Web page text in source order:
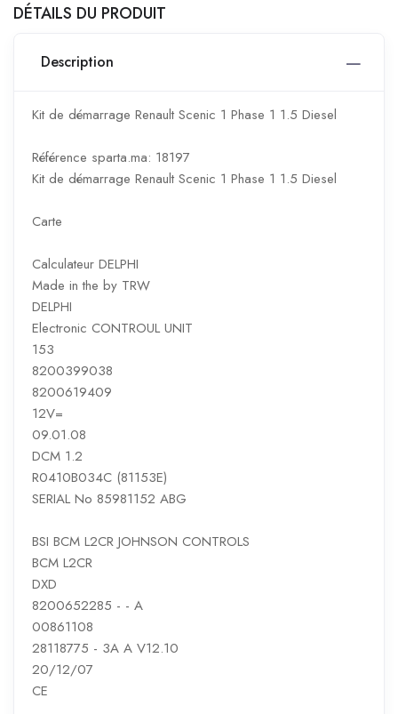
DÉTAILS DU PRODUIT
Description
Kit de démarrage Renault Scenic 1 Phase 1 1.5 Diesel
Référence sparta.ma: 18197
Kit de démarrage Renault Scenic 1 Phase 1 1.5 Diesel
Carte
Calculateur DELPHI
Made in the by TRW
DELPHI
Electronic CONTROUL UNIT
153
8200399038
8200619409
12V=
09.01.08
DCM 1.2
R0410B034C (81153E)
SERIAL No 85981152 ABG
BSI BCM L2CR JOHNSON CONTROLS
BCM L2CR
DXD
8200652285 - - A
00861108
28118775 - 3A A V12.10
20/12/07
CE